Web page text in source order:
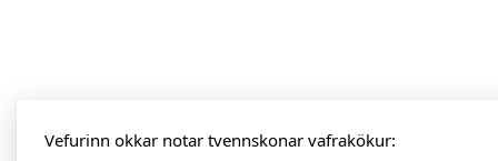
Vefurinn okkar notar tvennskonar vafrakökur: